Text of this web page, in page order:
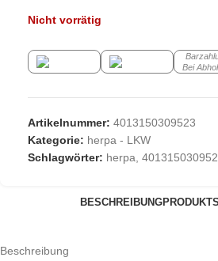
Nicht vorrätig
Bei
Artikelnummer: 4013150309523
Kategorie: herpa - LKW
Schlagwörter: herpa,
BESCHREIBUNG
Beschreibung